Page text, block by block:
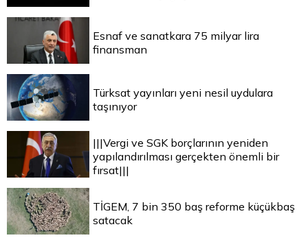
Esnaf ve sanatkara 75 milyar lira
finansman
Türksat yayınları yeni nesil uydulara
taşınıyor
|||Vergi ve SGK borçlarının yeniden
yapılandırılması gerçekten önemli bir
fırsat|||
TİGEM, 7 bin 350 baş reforme küçükbaş
satacak